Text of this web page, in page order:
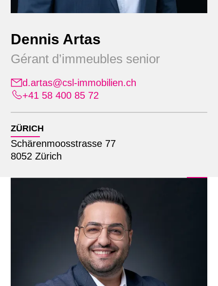
Dennis Artas
Gérant d’immeubles senior
d.artas@csl-immobilien.ch
+41 58 400 85 72
ZÜRICH
Schärenmoosstrasse 77
8052 Zürich
Alle
Administration
Apprenants
Comptabilité immobilière
Direction générale élargie
Finance & comptabilité
Marketing & communication
Personnel
Emplacement
Alle